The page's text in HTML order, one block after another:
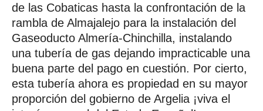
de las Cobaticas hasta la confrontación de la
rambla de Almajalejo para la instalación del
Gaseoducto Almería-Chinchilla, instalando
una tubería de gas dejando impracticable una
buena parte del pago en cuestión. Por cierto,
esta tubería ahora es propiedad en su mayor
proporción del gobierno de Argelia ¡viva el